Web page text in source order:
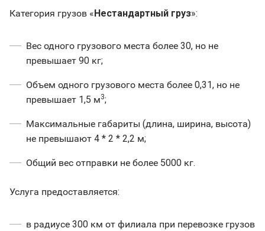
Категория грузов « Нестандартный груз»:
Вес одного грузового места более 30, но не
превышает 90 кг;
Объем одного грузового места более 0,31, но не
превышает 1,5 м3;
Максимальные габариты (длина, ширина, высота)
не превышают 4 * 2 * 2,2 м;
Общий вес отправки не более 5000 кг.
Услуга предоставляется:
в радиусе 300 км от филиала при перевозке грузов